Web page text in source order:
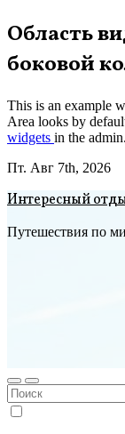
Перейти
к
содержимому
Область
боковой
This is an example
Area looks by
widgets in the admin.
Пт. Авг 7th, 2026
Интересный
Путешествия по